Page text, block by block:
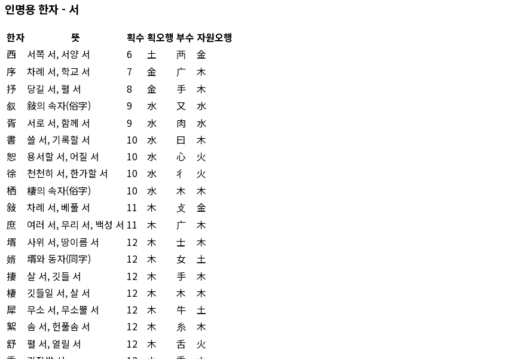
인명용 한자 - 서
한자 뜻 획수 획오행 부수 자원오행
西
서쪽 서, 서양 서 6 土 襾
金
序
차례 서, 학교 서 7 金 广
木
抒
당길 서, 펼 서 8 金 手
木
叙
敍의 속자(俗字) 9 水 又
水
胥
서로 서, 함께 서 9 水 肉
水
書
쓸 서, 기록할 서 10 水 曰
木
恕
용서할 서, 어질 서 10 水 心
火
徐
천천히 서, 한가할 서 10 水 彳
火
栖
棲의 속자(俗字) 10 水 木
木
敍
차례 서, 베풀 서 11 木 攴
金
庶
여러 서, 무리 서, 백성 서 11 木 广
木
壻
사위 서, 땅이름 서 12 木 士
木
婿
壻와 동자(同字) 12 木 女
土
捿
살 서, 깃들 서 12 木 手
木
棲
깃들일 서, 살 서 12 木 木
木
犀
무소 서, 무소뿔 서 12 木 牛
土
絮
솜 서, 헌풀솜 서 12 木 糸
木
舒
펼 서, 열릴 서 12 木 舌
火